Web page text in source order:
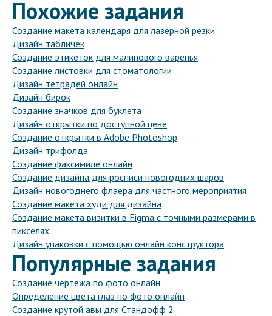
Похожие задания
Создание макета календаря для лазерной резки
Дизайн табличек
Создание этикеток для малинового варенья
Создание листовки для стоматологии
Дизайн тетрадей онлайн
Дизайн бирок
Создание значков для буклета
Дизайн открытки по доступной цене
Создание открытки в Adobe Photoshop
Дизайн трифолда
Создание факсимиле онлайн
Создание дизайна для росписи новогодних шаров
Дизайн новогоднего флаера для частного мероприятия
Создание макета худи для дизайна
Создание макета визитки в Figma с точными размерами в
пикселях
Дизайн упаковки с помощью онлайн конструктора
Популярные задания
Создание чертежа по фото онлайн
Определение цвета глаз по фото онлайн
Создание крутой авы для Стандофф 2